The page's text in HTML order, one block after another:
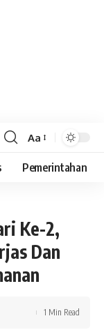
Aa
Pemerintahan
Ke-2,
Dan
1 Min Read